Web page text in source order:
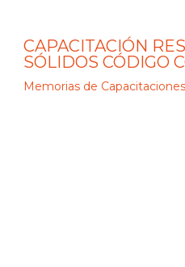
CAPACITACIÓN
SÓLIDOS CÓDIGO
Memorias de Capacitaciones